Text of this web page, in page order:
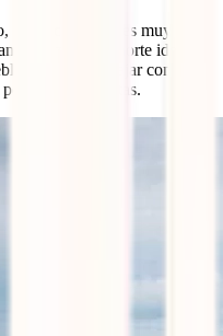
rural, con paisajes muy
La zona del norte ideal
Ideal para viajar con
y más lentas.